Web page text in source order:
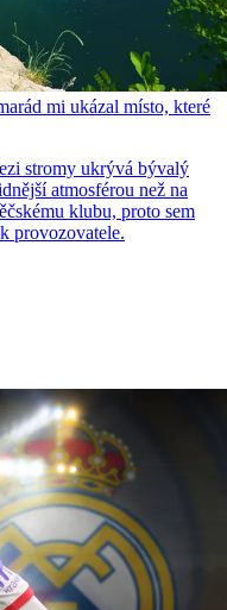
mi ukázal místo, které
stromy ukrývá bývalý
atmosférou než na
klubu, proto sem
provozovatele.